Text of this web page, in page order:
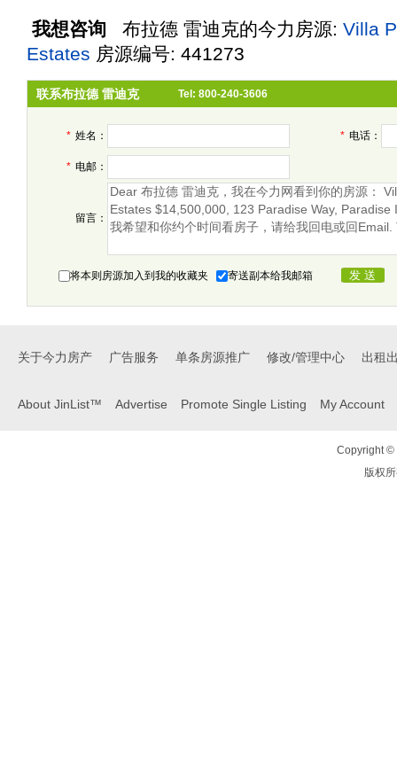
我想咨询 布拉德 雷迪克的今力房源: Villa
Estates 房源编号: 441273
联系布拉德 雷迪克 Tel: 800-240-3606
* 姓名： * 电话：
* 电邮：
留言：
将本则房源加入到我的收藏夹 寄送副本给我邮箱
关于今力房产 广告服务 单条房源推广 修改/管理中心 出租
About JinList™ Advertise Promote Single Listing My Account
Copyright ©
版权